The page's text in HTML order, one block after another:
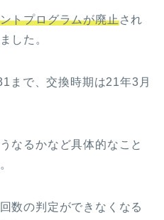
トプログラムが廃止され
した。
まで、交換時期は21年3月
なるかなど具体的なこと
数の判定ができなくなる